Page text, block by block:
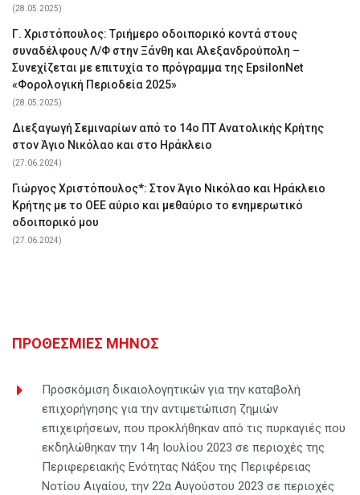
(28.05.2025)
Γ. Χριστόπουλος: Tριήμερο οδοιπορικό κοντά στους
συναδέλφους Λ/Φ στην Ξάνθη και Αλεξανδρούπολη –
Συνεχίζεται με επιτυχία το πρόγραμμα της EpsilonNet
«Φορολογική Περιοδεία 2025»
(28.05.2025)
Διεξαγωγή Σεμιναρίων από το 14ο ΠΤ Ανατολικής Κρήτης
στον Άγιο Νικόλαο και στο Ηράκλειο
(27.06.2024)
Γιώργος Χριστόπουλος*: Στον Άγιο Νικόλαο και Ηράκλειο
Κρήτης με το ΟΕΕ αύριο και μεθαύριο το ενημερωτικό
οδοιπορικό μου
(27.06.2024)
ΠΡΟΘΕΣΜΙΕΣ ΜΗΝΟΣ
Προσκόμιση δικαιολογητικών για την καταβολή
επιχορήγησης για την αντιμετώπιση ζημιών
επιχειρήσεων, που προκλήθηκαν από τις πυρκαγιές που
εκδηλώθηκαν την 14η Ιουλίου 2023 σε περιοχές της
Περιφερειακής Ενότητας Νάξου της Περιφέρειας
Νοτίου Αιγαίου, την 22α Αυγούστου 2023 σε περιοχές